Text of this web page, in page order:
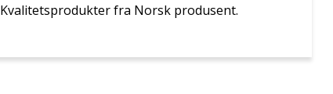
Kvalitetsprodukter fra Norsk produsent.